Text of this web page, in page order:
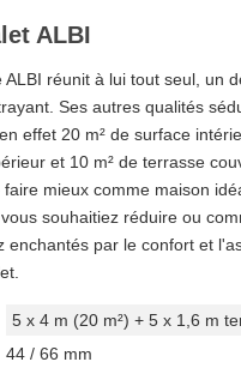
ALBI
ALBI réunit à lui tout seul, un
Ses autres qualités
effet 20 m² de surface
et 10 m² de terrasse
faire mieux comme maison
souhaitiez réduire ou
enchantés par le confort et
5 x 4 m (20 m²) + 5 x 1,6 m
44 / 66 mm